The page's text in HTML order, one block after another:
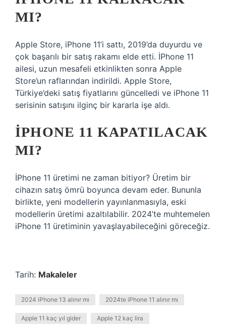
MI?
Apple Store, iPhone 11’i sattı, 2019’da duyurdu ve
çok başarılı bir satış rakamı elde etti. İPhone 11
ailesi, uzun mesafeli etkinlikten sonra Apple
Store’un raflarından indirildi. Apple Store,
Türkiye’deki satış fiyatlarını güncelledi ve iPhone 11
serisinin satışını ilginç bir kararla işe aldı.
IPHONE 11 KAPATILACAK
MI?
İPhone 11 üretimi ne zaman bitiyor? Üretim bir
cihazın satış ömrü boyunca devam eder. Bununla
birlikte, yeni modellerin yayınlanmasıyla, eski
modellerin üretimi azaltılabilir. 2024’te muhtemelen
iPhone 11 üretiminin yavaşlayabileceğini göreceğiz.
Tarih: Makaleler
2024 iPhone 13 alınır mı 2024te iPhone 11 alınır mı
Apple 11 kaç yıl gider Apple 12 kaç lira